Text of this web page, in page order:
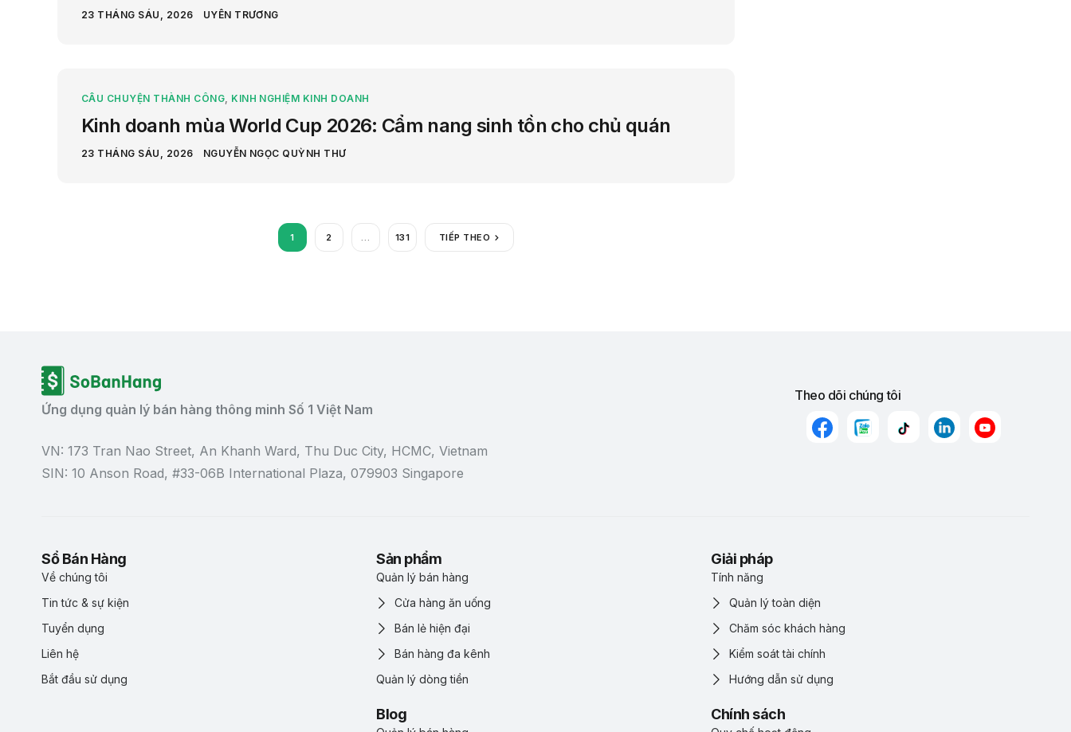
23 THÁNG SÁU, 2026 UYÊN TRƯƠNG
CÂU CHUYỆN THÀNH CÔNG, KINH NGHIỆM KINH DOANH
Kinh doanh mùa World Cup 2026: Cẩm nang sinh tồn cho chủ quán
23 THÁNG SÁU, 2026 NGUYỄN NGỌC QUỲNH THƯ
1 2 … 131 TIẾP THEO
Ứng dụng quản lý bán hàng thông minh Số 1 Việt Nam
VN: 173 Tran Nao Street, An Khanh Ward, Thu Duc City, HCMC, Vietnam
SIN: 10 Anson Road, #33-06B International Plaza, 079903 Singapore
Theo dõi chúng tôi
Sổ Bán Hàng
Về chúng tôi
Tin tức & sự kiện
Tuyển dụng
Liên hệ
Bắt đầu sử dụng
Sản phẩm
Quản lý bán hàng
Cửa hàng ăn uống
Bán lẻ hiện đại
Bán hàng đa kênh
Quản lý dòng tiền
Giải pháp
Tính năng
Quản lý toàn diện
Chăm sóc khách hàng
Kiểm soát tài chính
Hướng dẫn sử dụng
Blog Chính sách